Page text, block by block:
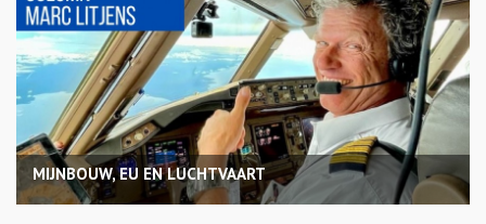
MIJNBOUW, EU EN LUCHTVAART